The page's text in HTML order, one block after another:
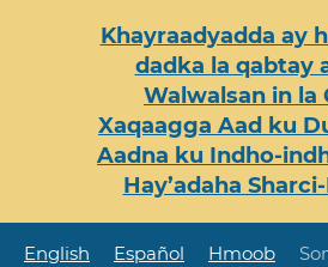
Khayraadyadda ay
dadka la qabtay
Walwalsan in la
Xaqaagga Aad ku
Aadna ku Indho-
Hay’adaha
English Español Hmoob